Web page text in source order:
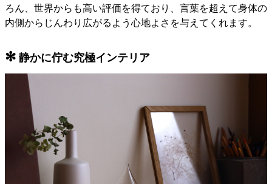
ろん、世界からも高い評価を得ており、言葉を超えて身体の
内側からじんわり広がるよう心地よさを与えてくれます。
✻ 静かに佇む究極インテリア